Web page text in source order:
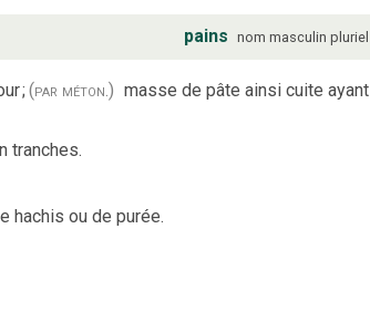
pains nom masculin pluriel
;(par méton.) masse de pâte ainsi cuite ayant
tranches.
hachis ou de purée.